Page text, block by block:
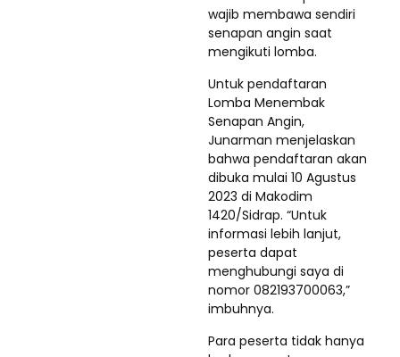
wajib membawa sendiri
senapan angin saat
mengikuti lomba.
Untuk pendaftaran
Lomba Menembak
Senapan Angin,
Junarman menjelaskan
bahwa pendaftaran akan
dibuka mulai 10 Agustus
2023 di Makodim
1420/Sidrap. “Untuk
informasi lebih lanjut,
peserta dapat
menghubungi saya di
nomor 082193700063,”
imbuhnya.
Para peserta tidak hanya